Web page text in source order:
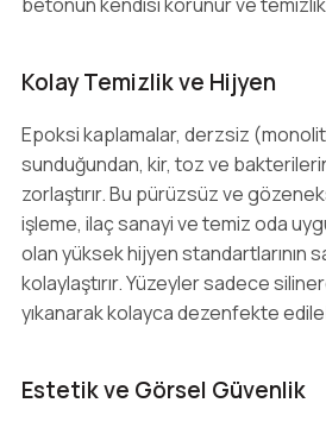
Kolay Temizlik ve Hijyen
Epoksi kaplamalar, derzsiz
sunduğundan, kir, toz ve
zorlaştırır. Bu pürüzsüz ve
işleme, ilaç sanayi ve temiz oda
olan yüksek hijyen standartlarının
kolaylaştırır. Yüzeyler sadece
yıkanarak kolayca dezenfekte
Estetik ve Görsel Güvenlik